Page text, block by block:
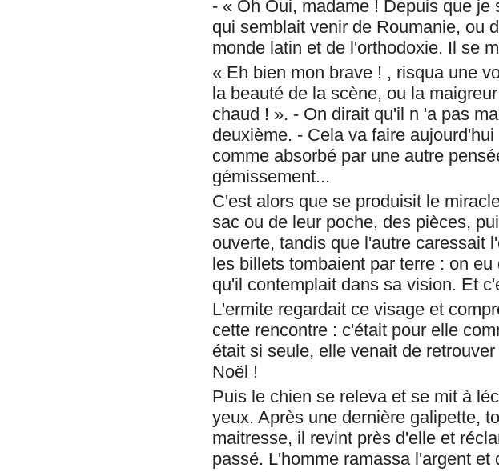
- « Oh Oui, madame ! Depuis que
qui semblait venir de Roumanie, ou
monde latin et de l'orthodoxie. Il se
« Eh bien mon brave ! , risqua une
la beauté de la scène, ou la
chaud ! ». - On dirait qu'il n 'a pas
deuxième. - Cela va faire
comme absorbé par une autre
gémissement...
C'est alors que se produisit le
sac ou de leur poche, des pièces,
ouverte, tandis que l'autre caressait
les billets tombaient par terre : on
qu'il contemplait dans sa vision. Et
L'ermite regardait ce visage et
cette rencontre : c'était pour elle
était si seule, elle venait de
Noël !
Puis le chien se releva et se mit à
yeux. Après une dernière galipette,
maitresse, il revint près d'elle et
passé. L'homme ramassa l'argent